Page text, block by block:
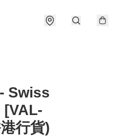
Swiss
[VAL-
行貨)